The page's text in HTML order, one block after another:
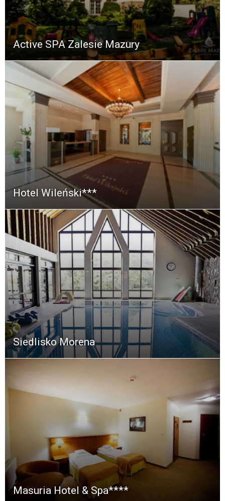
Active SPA Zalesie Mazury
Hotel Wileński***
Siedlisko Morena
Masuria Hotel & Spa****